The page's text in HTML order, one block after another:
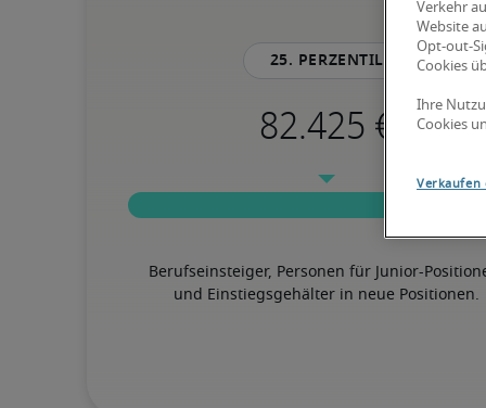
25. Perzentil
Berufseinsteiger, Personen für Junior-
und Einstiegsgehälter in neue Positionen.
Verkehr
Website
Opt-out-
Cookies
Ihre
Cookies
Verkaufen